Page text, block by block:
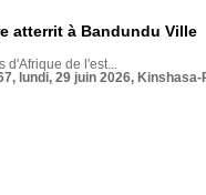
atterrit à Bandundu Ville
d'Afrique de l'est...
lundi, 29 juin 2026,